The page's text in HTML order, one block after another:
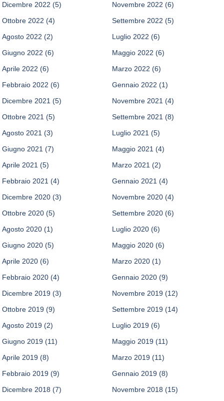
Dicembre 2022 (5) Novembre 2022 (6)
Ottobre 2022 (4) Settembre 2022 (5)
Agosto 2022 (2) Luglio 2022 (6)
Giugno 2022 (6) Maggio 2022 (6)
Aprile 2022 (6) Marzo 2022 (6)
Febbraio 2022 (6) Gennaio 2022 (1)
Dicembre 2021 (5) Novembre 2021 (4)
Ottobre 2021 (5) Settembre 2021 (8)
Agosto 2021 (3) Luglio 2021 (5)
Giugno 2021 (7) Maggio 2021 (4)
Aprile 2021 (5) Marzo 2021 (2)
Febbraio 2021 (4) Gennaio 2021 (4)
Dicembre 2020 (3) Novembre 2020 (4)
Ottobre 2020 (5) Settembre 2020 (6)
Agosto 2020 (1) Luglio 2020 (6)
Giugno 2020 (5) Maggio 2020 (6)
Aprile 2020 (6) Marzo 2020 (1)
Febbraio 2020 (4) Gennaio 2020 (9)
Dicembre 2019 (3) Novembre 2019 (12)
Ottobre 2019 (9) Settembre 2019 (14)
Agosto 2019 (2) Luglio 2019 (6)
Giugno 2019 (11) Maggio 2019 (11)
Aprile 2019 (8) Marzo 2019 (11)
Febbraio 2019 (9) Gennaio 2019 (8)
Dicembre 2018 (7) Novembre 2018 (15)